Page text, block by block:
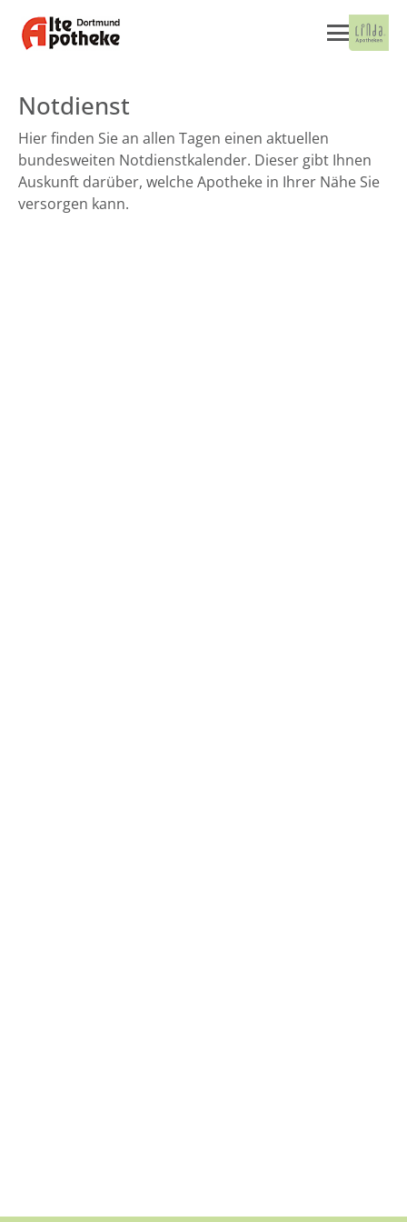
Notdienst
Hier finden Sie an allen Tagen einen aktuellen
bundesweiten Notdienstkalender. Dieser gibt Ihnen
Auskunft darüber, welche Apotheke in Ihrer Nähe Sie
versorgen kann.